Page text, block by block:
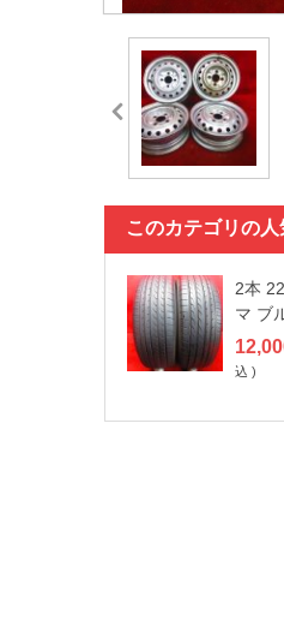
このカテゴリの
2本
マ ブ
込 )